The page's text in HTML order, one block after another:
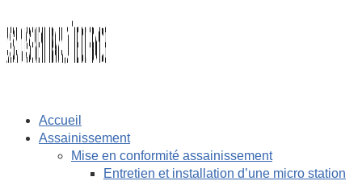
Accueil
Assainissement
Mise en conformité assainissement
Entretien et installation d’une micro station